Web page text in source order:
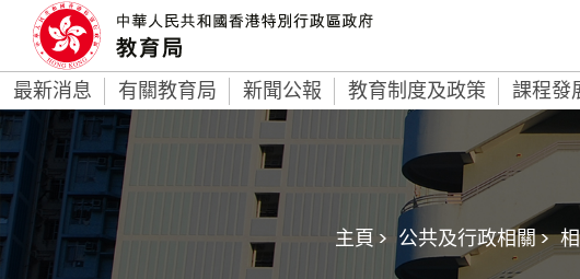
最新消息 有關教育局 新聞公報 教育制度及政策 課程發
主頁 > 公共及行政相關 >